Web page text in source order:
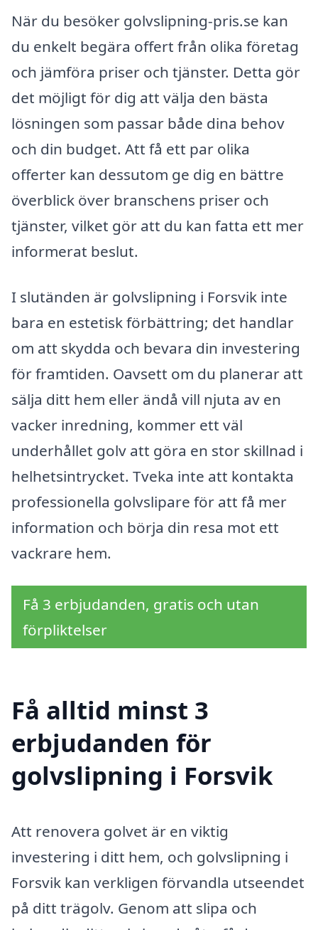
När du besöker golvslipning-pris.se kan
du enkelt begära offert från olika företag
och jämföra priser och tjänster. Detta gör
det möjligt för dig att välja den bästa
lösningen som passar både dina behov
och din budget. Att få ett par olika
offerter kan dessutom ge dig en bättre
överblick över branschens priser och
tjänster, vilket gör att du kan fatta ett mer
informerat beslut.
I slutänden är golvslipning i Forsvik inte
bara en estetisk förbättring; det handlar
om att skydda och bevara din investering
för framtiden. Oavsett om du planerar att
sälja ditt hem eller ändå vill njuta av en
vacker inredning, kommer ett väl
underhållet golv att göra en stor skillnad i
helhetsintrycket. Tveka inte att kontakta
professionella golvslipare för att få mer
information och börja din resa mot ett
vackrare hem.
Få 3 erbjudanden, gratis och utan
förpliktelser
Få alltid minst 3
erbjudanden för
golvslipning i Forsvik
Att renovera golvet är en viktig
investering i ditt hem, och golvslipning i
Forsvik kan verkligen förvandla utseendet
på ditt trägolv. Genom att slipa och